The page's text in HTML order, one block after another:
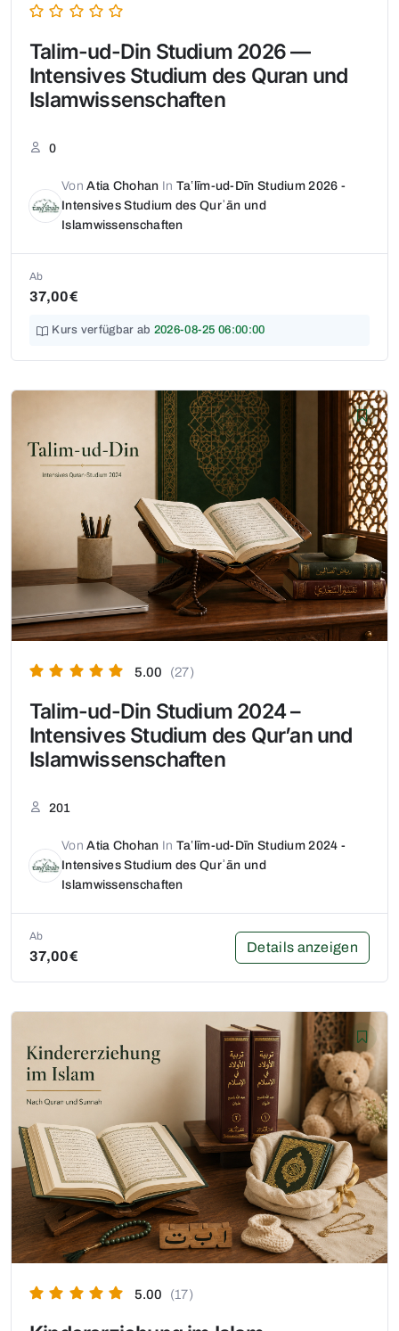
Talim-ud-Din Studium 2026 —
Intensives Studium des Quran und
Islamwissenschaften
0
VonAtia Chohan In Taʽlīm-ud-Dīn Studium 2026 -
Intensives Studium des Qurʾān und
Islamwissenschaften
Ab
37,00€
Kurs verfügbar ab 2026-08-25 06:00:00
5.00 (27)
Talim-ud-Din Studium 2024 –
Intensives Studium des Qur’an und
Islamwissenschaften
201
VonAtia Chohan In Taʽlīm-ud-Dīn Studium 2024 -
Intensives Studium des Qurʾān und
Islamwissenschaften
Ab
37,00€
Details anzeigen
5.00 (17)